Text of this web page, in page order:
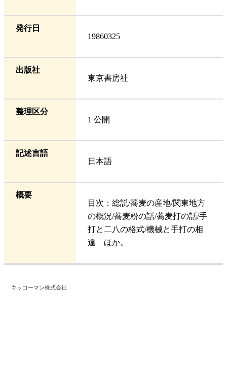
発行日
19860325
出版社
東京書房社
整理区分
1 公開
記述言語
日本語
概要
目次：総説/蕎麦の産地/関東地方
の概況/蕎麦粉の話/蕎麦打の話/手
打と二八の格式/機械と手打の相
違 ほか。
キッコーマン株式会社